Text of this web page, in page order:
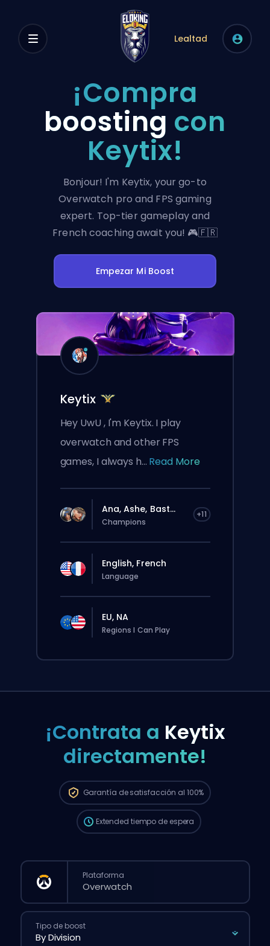
Lealtad
¡Compra
boosting con
Keytix!
Bonjour! I'm Keytix, your go-to
Overwatch pro and FPS gaming
expert. Top-tier gameplay and
French coaching await you! 🎮🇫🇷
Empezar Mi Boost
Keytix
Hey UwU , I'm Keytix. I play
overwatch and other FPS
games, I always h... Read More
Ana, Ashe, Bast... +11
Champions
English, French
Language
EU, NA
Regions I Can Play
¡Contrata a Keytix
directamente!
Garantía desatisfacción al 100%
El pedido se le asignará
automáticamente a este booster, así que
que si hicieras un pedido normal desde la
web.
Extended tiempo de espera
Plataforma
Tipo de boost